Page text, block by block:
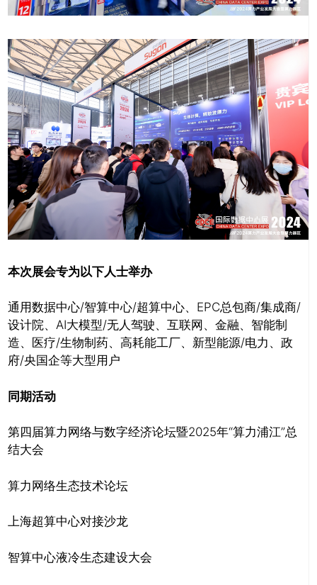
本次展会专为以下人士举办
通用数据中心/智算中心/超算中心、EPC总包商/集成商/
设计院、AI大模型/无人驾驶、互联网、金融、智能制
造、医疗/生物制药、高耗能工厂、新型能源/电力、政
府/央国企等大型用户
同期活动
第四届算力网络与数字经济论坛暨2025年“算力浦江”总
结大会
算力网络生态技术论坛
上海超算中心对接沙龙
智算中心液冷生态建设大会